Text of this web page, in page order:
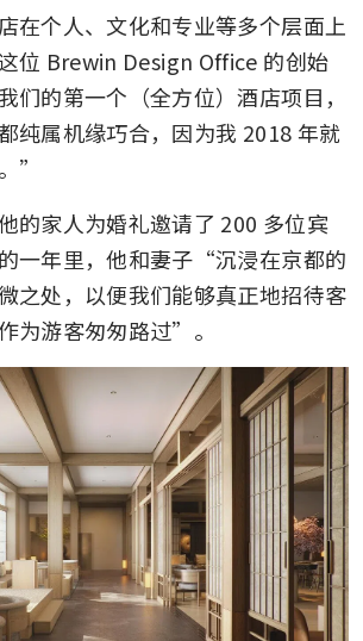
在个人、文化和专业等多个层面上
位 Brewin Design Office 的创始
们的第一个（全方位）酒店项目，
纯属机缘巧合，因为我 2018 年就
”
的家人为婚礼邀请了 200 多位宾
一年里，他和妻子“沉浸在京都的
之处，以便我们能够真正地招待客
为游客匆匆路过”。